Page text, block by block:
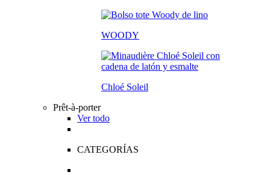
WOODY
Chloé Soleil
Prêt-à-porter
Ver todo
CATEGORÍAS